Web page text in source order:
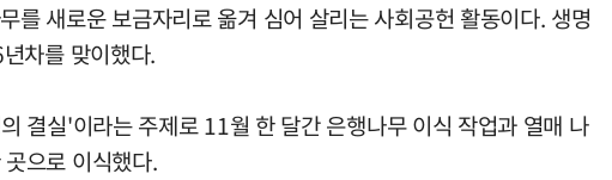
새로운 보금자리로 옮겨 심어 살리는 사회공헌 활동이다. 생명
차를 맞이했다.
결실'이라는 주제로 11월 한 달간 은행나무 이식 작업과 열매 나
으로 이식했다.